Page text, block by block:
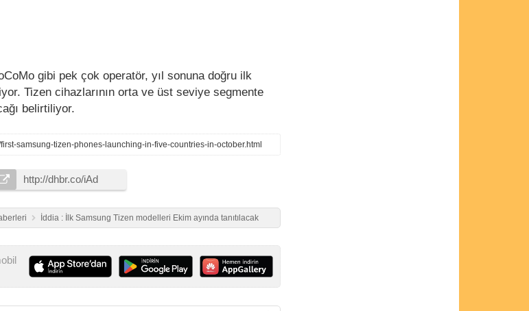
gibi pek çok operatör, yıl sonuna doğru ilk
Tizen cihazlarının orta ve üst seviye segmente
belirtiliyor.
samsung-tizen-phones-launching-in-five-countries-in-october.html
İddia : İlk Samsung Tizen modelleri Ekim ayında tanıtılacak